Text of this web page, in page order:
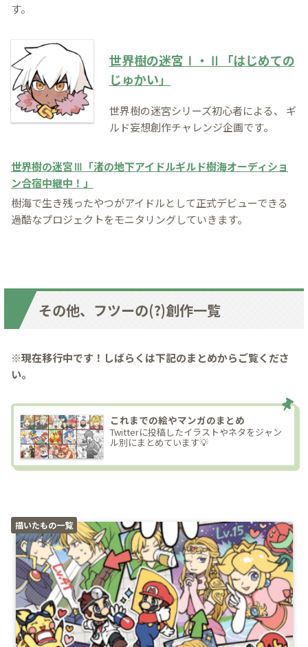
す。
世界樹の迷宮Ⅰ・Ⅱ「はじめての
じゅかい」
世界樹の迷宮シリーズ初心者による、
ギ
ルド妄想創作チャレンジ企画です。
世界樹の迷宮Ⅲ「渚の地下アイドルギルド樹海オーディショ
ン合宿中継中！」
樹海で生き残ったやつがアイドルとして正式デビューできる
過酷なプロジェクトをモニタリングしていきます。
その他、フツーの(?)創作一覧
※現在移行中です！しばらくは下記のまとめからご覧くださ
い。
これまでの絵やマンガのまとめ
Twitterに投稿したイラストやネタをジャン
ル別にまとめています💡
描いたもの一覧